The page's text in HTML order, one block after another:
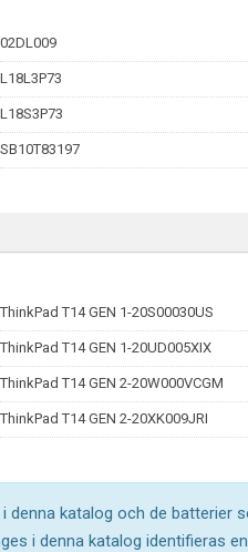
02DL009
L18L3P73
L18S3P73
SB10T83197
ThinkPad T14 GEN 1-20S00030US
ThinkPad T14 GEN 1-20UD005XIX
ThinkPad T14 GEN 2-20W000VCGM
ThinkPad T14 GEN 2-20XK009JRI
katalog och de batterier
i denna katalog identifieras